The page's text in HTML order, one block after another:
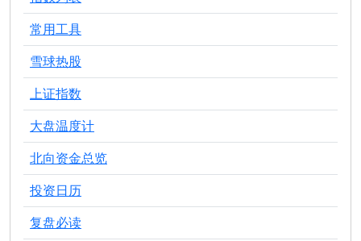
常用工具
雪球热股
上证指数
大盘温度计
北向资金总览
投资日历
复盘必读